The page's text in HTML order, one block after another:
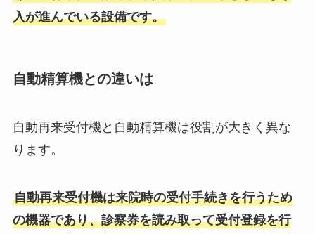
入が進んでいる設備です。
自動精算機との違いは
自動再来受付機と自動精算機は役割が大きく異な
ります。
自動再来受付機は来院時の受付手続きを行うため
の機器であり、診察券を読み取って受付登録を行